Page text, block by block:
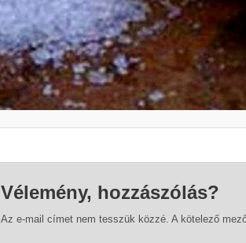
Vélemény, hozzászólás?
Az e-mail címet nem tesszük közzé. A kötelező